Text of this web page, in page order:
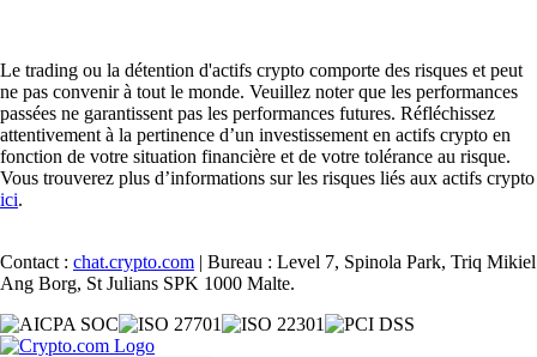
Le trading ou la détention d'actifs crypto comporte des risques et peut
ne pas convenir à tout le monde. Veuillez noter que les performances
passées ne garantissent pas les performances futures. Réfléchissez
attentivement à la pertinence d’un investissement en actifs crypto en
fonction de votre situation financière et de votre tolérance au risque.
Vous trouverez plus d’informations sur les risques liés aux actifs crypto
ici.
Contact : chat.crypto.com | Bureau : Level 7, Spinola Park, Triq Mikiel
Ang Borg, St Julians SPK 1000 Malte.